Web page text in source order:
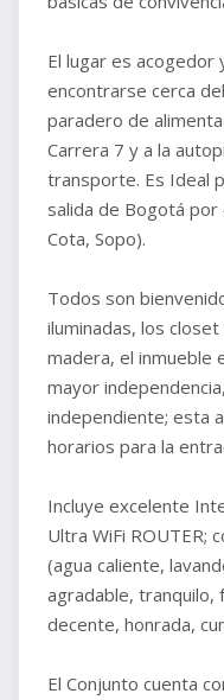
El lugar es acogedor
encontrarse cerca
paradero de
Carrera 7 y a la
transporte. Es Ideal
salida de Bogotá por
Cota, Sopo).
Todos son
iluminadas, los
madera, el inmueble
mayor
independiente; esta
horarios para la
Incluye excelente
Ultra WiFi ROUTER;
(agua caliente,
agradable, tranquilo,
decente, honrada,
El Conjunto cuenta